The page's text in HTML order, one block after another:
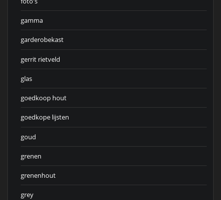
gamma
garderobekast
gerrit rietveld
glas
goedkoop hout
goedkope lijsten
goud
grenen
grenenhout
grey